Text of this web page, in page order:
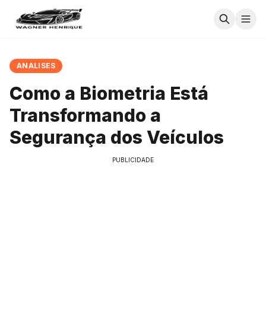
ANALISES
Como a Biometria Está
Transformando a
Segurança dos Veículos
PUBLICIDADE